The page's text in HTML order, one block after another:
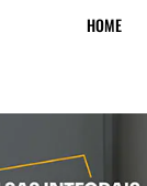
HOME